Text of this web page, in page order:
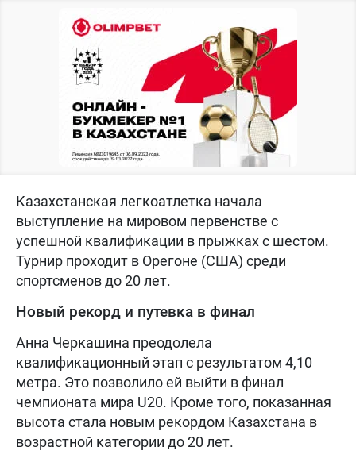
Казахстанская легкоатлетка начала
выступление на мировом первенстве с
успешной квалификации в прыжках с шестом.
Турнир проходит в Орегоне (США) среди
спортсменов до 20 лет.
Новый рекорд и путевка в финал
Анна Черкашина преодолела
квалификационный этап с результатом 4,10
метра. Это позволило ей выйти в финал
чемпионата мира U20. Кроме того, показанная
высота стала новым рекордом Казахстана в
возрастной категории до 20 лет.